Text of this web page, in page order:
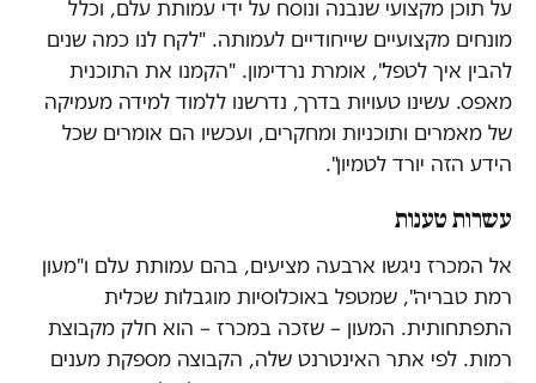
על תוכן מקצועי שנבנה ונוסח על ידי עמותת עלם, וכלל
מונחים מקצועיים שייחודיים לעמותה. "לקח לנו כמה שנים
להבין איך לטפל", אומרת נרדימון. "הקמנו את התוכנית
מאפס. עשינו טעויות בדרך, נדרשנו ללמוד למידה מעמיקה
של מאמרים ותוכניות ומחקרים, ועכשיו הם אומרים שכל
הידע הזה יורד לטמיון".
עשרות טענות
אל המכרז ניגשו ארבעה מציעים, בהם עמותת עלם ו"מעון
רמת טבריה", שמטפל באוכלוסיות מוגבלות שכלית
התפתחותית. המעון – שזכה במכרז – הוא חלק מקבוצת
רמות. לפי אתר האינטרנט שלה, הקבוצה מספקת מענים